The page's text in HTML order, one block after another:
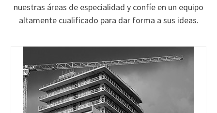
nuestras áreas de especialidad y confíe en un equipo
altamente cualificado para dar forma a sus ideas.